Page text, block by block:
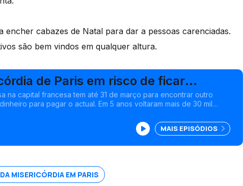
cabazes de Natal para dar a pessoas carenciadas.
são bem vindos em qualquer altura.
de Paris em risco de ficar
na capital francesa tem até 31 de março para encontrar outro
para pagar o actual. Em 5 anos voltaram mais de 30 mil
MAIS EPISÓDIOS
MISERICÓRDIA EM PARIS